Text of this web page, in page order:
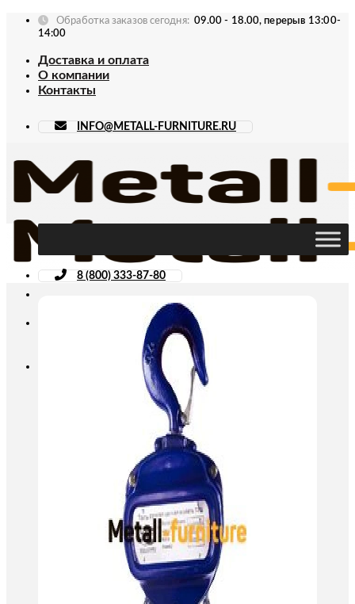
Skip
Обработка заказов сегодня: 09.00 - 18.00, перерыв 13:00-
14:00
Доставка и оплата
О компании
Контакты
INFO@METALL-FURNITURE.RU
8 (800) 333-87-80